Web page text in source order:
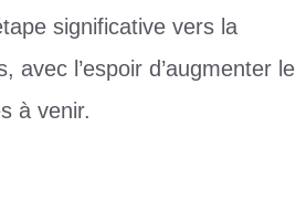
significative vers la
l’espoir d’augmenter le
à venir.